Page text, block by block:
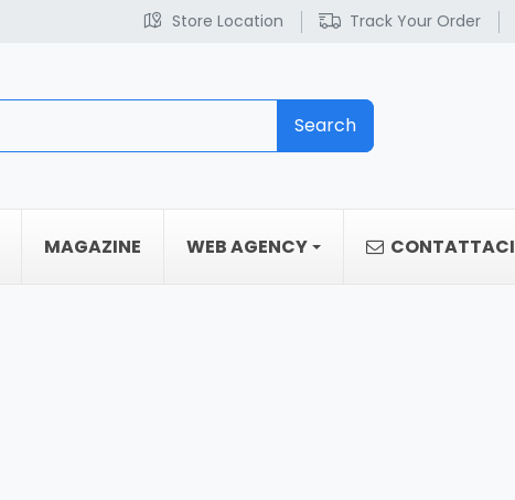
Store Location Track Your Order
Search
MAGAZINE WEB AGENCY CONTATTACI